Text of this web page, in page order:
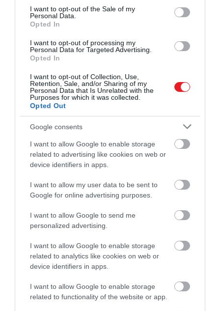
consent section.
I want to opt-out of the Sale of my
Personal Data.
Opted In
I want to opt-out of processing my
Personal Data for Targeted Advertising.
Opted In
I want to opt-out of Collection, Use,
Retention, Sale, and/or Sharing of my
Personal Data that Is Unrelated with the
Purposes for which it was collected.
Opted Out
Google consents
I want to allow Google to enable storage
related to advertising like cookies on web or
device identifiers in apps.
I want to allow my user data to be sent to
Google for online advertising purposes.
I want to allow Google to send me
personalized advertising.
I want to allow Google to enable storage
related to analytics like cookies on web or
device identifiers in apps.
I want to allow Google to enable storage
related to functionality of the website or app.